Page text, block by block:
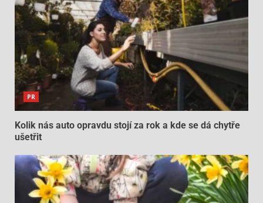
PR
Kolik nás auto opravdu stojí za rok a kde se dá chytře
ušetřit